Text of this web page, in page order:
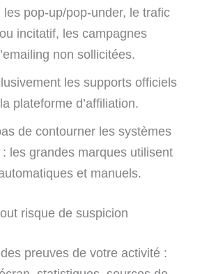
les pop-up/pop-under, le trafic
incitatif, les campagnes
non sollicitées.
les supports officiels
plateforme d’affiliation.
de contourner les systèmes
les grandes marques utilisent
et manuels.
risque de suspicion
preuves de votre activité :